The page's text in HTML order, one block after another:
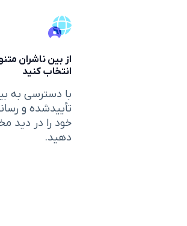
از بین ناشران
انتخاب کنید
تأییدشده و
خود را در دید
دهید.